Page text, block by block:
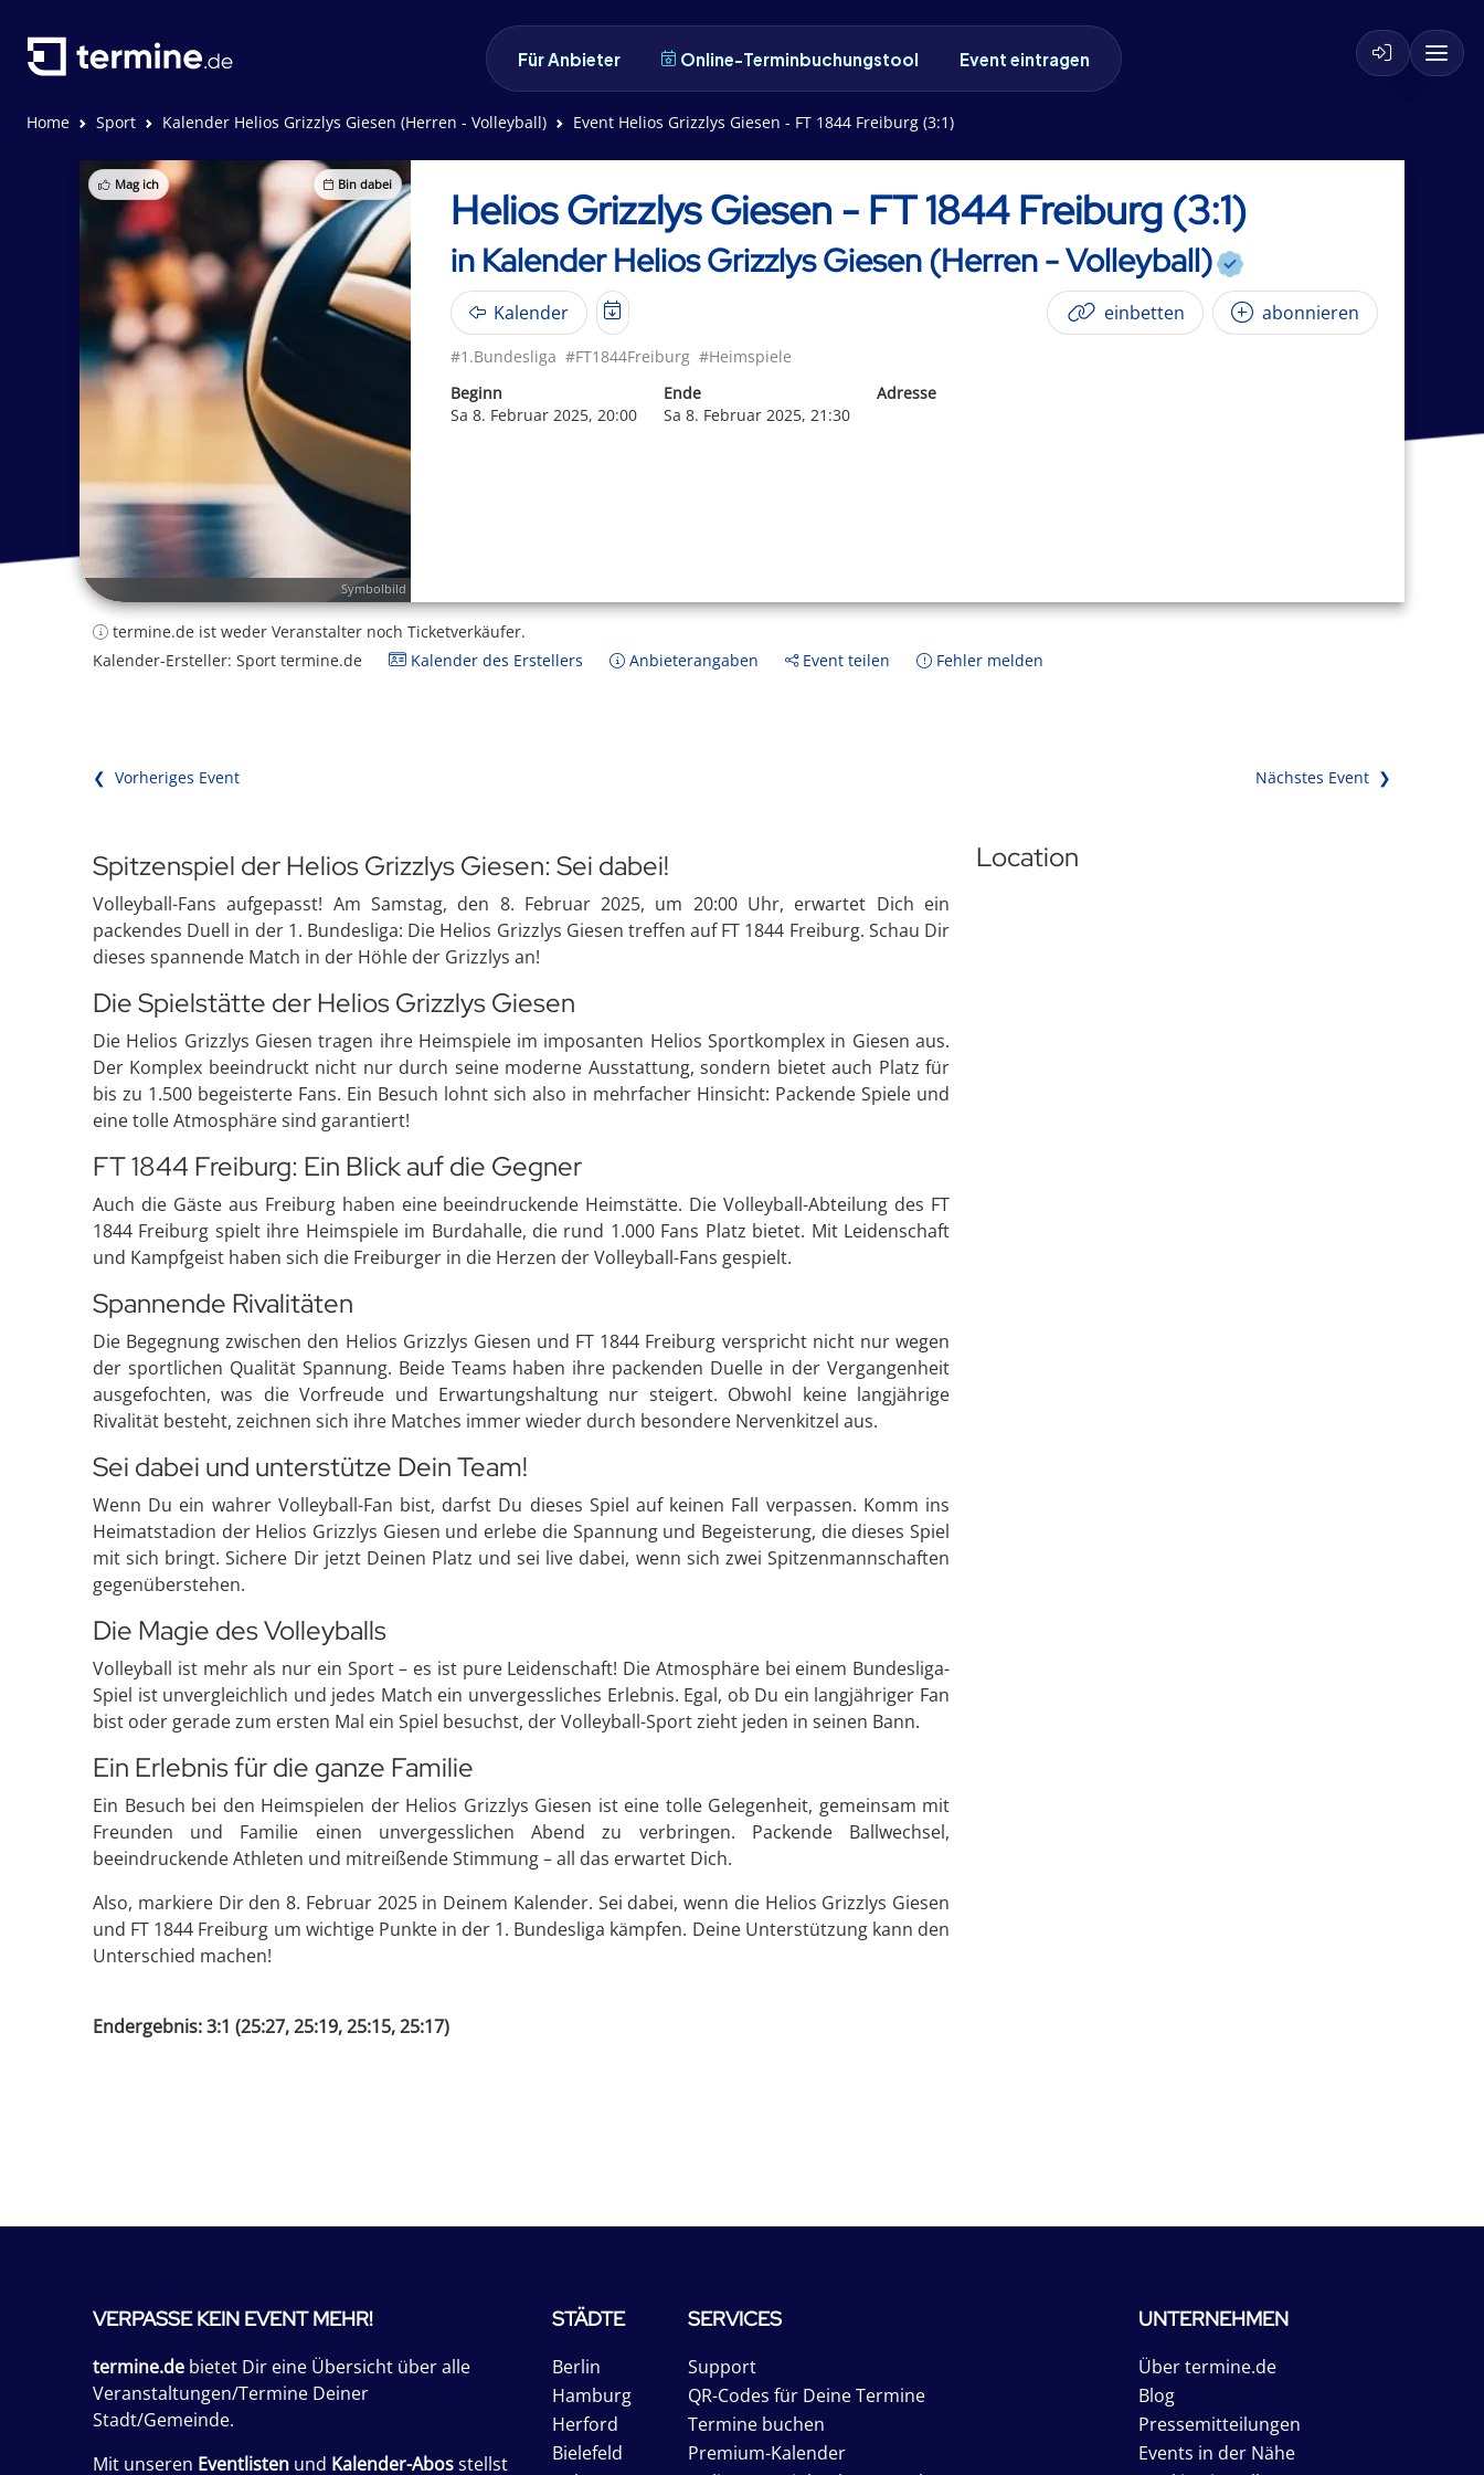
Für Anbieter Online-Terminbuchungstool Event eintragen
Home Sport Kalender Helios Grizzlys Giesen (Herren - Volleyball) Event Helios Grizzlys Giesen - FT 1844 Freiburg (3:1)
Mag ich Bin dabei
Symbolbild
Helios Grizzlys Giesen - FT 1844 Freiburg (3:1)
in Kalender Helios Grizzlys Giesen (Herren - Volleyball)
Kalender einbetten abonnieren
#1.Bundesliga #FT1844Freiburg #Heimspiele
Beginn
Sa 8. Februar 2025, 20:00
Ende
Sa 8. Februar 2025, 21:30
Adresse
termine.de ist weder Veranstalter noch Ticketverkäufer.
Kalender-Ersteller: Sport termine.de
Kalender des Erstellers Anbieterangaben Event teilen Fehler melden
❮ Vorheriges Event Nächstes Event ❯
Spitzenspiel der Helios Grizzlys Giesen: Sei dabei!
Volleyball-Fans aufgepasst! Am Samstag, den 8. Februar 2025, um 20:00 Uhr, erwartet Dich ein
packendes Duell in der 1. Bundesliga: Die Helios Grizzlys Giesen treffen auf FT 1844 Freiburg. Schau Dir
dieses spannende Match in der Höhle der Grizzlys an!
Die Spielstätte der Helios Grizzlys Giesen
Die Helios Grizzlys Giesen tragen ihre Heimspiele im imposanten Helios Sportkomplex in Giesen aus.
Der Komplex beeindruckt nicht nur durch seine moderne Ausstattung, sondern bietet auch Platz für
bis zu 1.500 begeisterte Fans. Ein Besuch lohnt sich also in mehrfacher Hinsicht: Packende Spiele und
eine tolle Atmosphäre sind garantiert!
FT 1844 Freiburg: Ein Blick auf die Gegner
Auch die Gäste aus Freiburg haben eine beeindruckende Heimstätte. Die Volleyball-Abteilung des FT
1844 Freiburg spielt ihre Heimspiele im Burdahalle, die rund 1.000 Fans Platz bietet. Mit Leidenschaft
und Kampfgeist haben sich die Freiburger in die Herzen der Volleyball-Fans gespielt.
Spannende Rivalitäten
Die Begegnung zwischen den Helios Grizzlys Giesen und FT 1844 Freiburg verspricht nicht nur wegen
der sportlichen Qualität Spannung. Beide Teams haben ihre packenden Duelle in der Vergangenheit
ausgefochten, was die Vorfreude und Erwartungshaltung nur steigert. Obwohl keine langjährige
Rivalität besteht, zeichnen sich ihre Matches immer wieder durch besondere Nervenkitzel aus.
Sei dabei und unterstütze Dein Team!
Wenn Du ein wahrer Volleyball-Fan bist, darfst Du dieses Spiel auf keinen Fall verpassen. Komm ins
Heimatstadion der Helios Grizzlys Giesen und erlebe die Spannung und Begeisterung, die dieses Spiel
mit sich bringt. Sichere Dir jetzt Deinen Platz und sei live dabei, wenn sich zwei Spitzenmannschaften
gegenüberstehen.
Die Magie des Volleyballs
Volleyball ist mehr als nur ein Sport – es ist pure Leidenschaft! Die Atmosphäre bei einem Bundesliga-
Spiel ist unvergleichlich und jedes Match ein unvergessliches Erlebnis. Egal, ob Du ein langjähriger Fan
bist oder gerade zum ersten Mal ein Spiel besuchst, der Volleyball-Sport zieht jeden in seinen Bann.
Ein Erlebnis für die ganze Familie
Ein Besuch bei den Heimspielen der Helios Grizzlys Giesen ist eine tolle Gelegenheit, gemeinsam mit
Freunden und Familie einen unvergesslichen Abend zu verbringen. Packende Ballwechsel,
beeindruckende Athleten und mitreißende Stimmung – all das erwartet Dich.
Also, markiere Dir den 8. Februar 2025 in Deinem Kalender. Sei dabei, wenn die Helios Grizzlys Giesen
und FT 1844 Freiburg um wichtige Punkte in der 1. Bundesliga kämpfen. Deine Unterstützung kann den
Unterschied machen!
Endergebnis: 3:1 (25:27, 25:19, 25:15, 25:17)
Location
VERPASSE KEIN EVENT MEHR!
termine.de bietet Dir eine Übersicht über alle
Veranstaltungen/Termine Deiner
Stadt/Gemeinde.
Mit unseren Eventlisten und Kalender-Abosstellst
STÄDTE
Berlin
Hamburg
Herford
Bielefeld
SERVICES
Support
QR-Codes für Deine Termine
Termine buchen
Premium-Kalender
UNTERNEHMEN
Über termine.de
Blog
Pressemitteilungen
Events in der Nähe